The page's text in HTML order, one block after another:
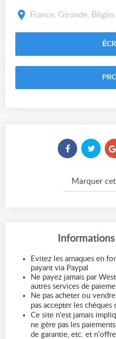
France, Gironde, Bègles
Evitez les arnaques en
payant via Paypal
Ne payez jamais par
autres services de
Ne pas acheter ou
pas accepter les chèques
Ce site n'est jamais
ne gère pas les
de garantie, etc. et